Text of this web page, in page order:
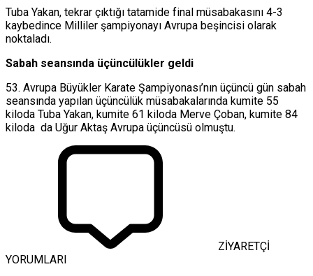
Tuba Yakan, tekrar çıktığı tatamide final müsabakasını 4-3
kaybedince Milliler şampiyonayı Avrupa beşincisi olarak
noktaladı.
Sabah seansında üçüncülükler geldi
53. Avrupa Büyükler Karate Şampiyonası’nın üçüncü gün sabah
seansında yapılan üçüncülük müsabakalarında kumite 55
kiloda Tuba Yakan, kumite 61 kiloda Merve Çoban, kumite 84
kiloda da Uğur Aktaş Avrupa üçüncüsü olmuştu.
ZİYARETÇİ
YORUMLARI